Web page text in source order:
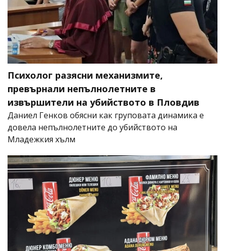
Психолог разясни механизмите,
превърнали непълнолетните в
извършители на убийството в Пловдив
Даниел Генков обясни как груповата динамика е
довела непълнолетните до убийството на
Младежкия хълм